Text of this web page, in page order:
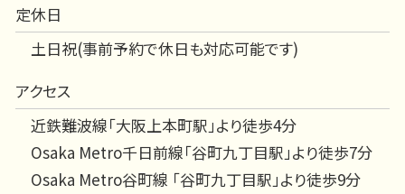
定休日
土日祝(事前予約で休日も対応可能です)
アクセス
近鉄難波線「大阪上本町駅」より徒歩4分
Osaka Metro千日前線「谷町九丁目駅」より徒歩7分
Osaka Metro谷町線 「谷町九丁目駅」より徒歩9分